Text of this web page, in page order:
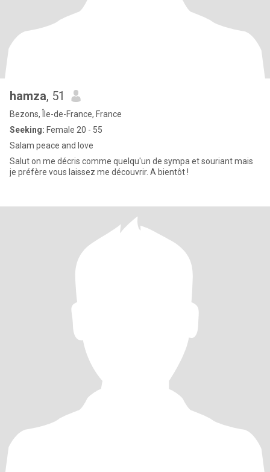
hamza, 51
Bezons, Île-de-France, France
Seeking: Female 20 - 55
Salam peace and love
Salut on me décris comme quelqu'un de sympa et souriant mais
je préfère vous laissez me découvrir. A bientôt !